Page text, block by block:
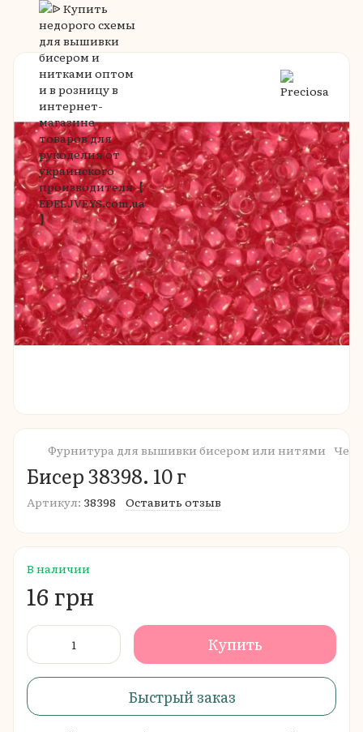
Фурнитура для вышивки бисером или нитями
Бисер 38398. 10 г
Артикул: 38398 Оставить отзыв
В наличии
16 грн
Купить
Быстрый заказ